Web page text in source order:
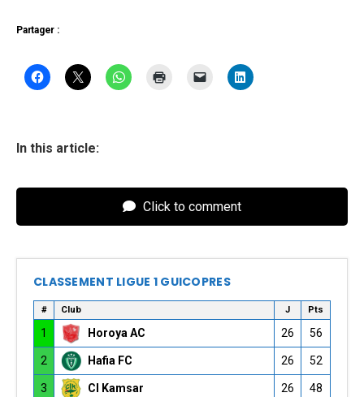
Partager :
In this article:
Click to comment
CLASSEMENT LIGUE 1 GUICOPRES
# Club J Pts
1 Horoya AC 26 56
2 Hafia FC 26 52
3 CI Kamsar 26 48